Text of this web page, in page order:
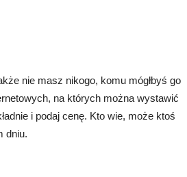
nie masz nikogo, komu mógłbyś go
na których można wystawić
i podaj cenę. Kto wie, może ktoś
dniu.